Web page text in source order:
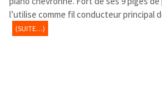
l’utilise comme fil conducteur principal
(SUITE…)